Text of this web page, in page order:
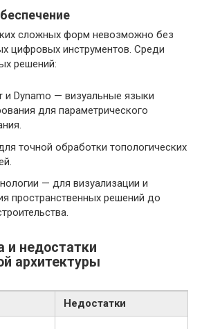
сложных форм невозможно без
цифровых инструментов. Среди
решений:
и Dynamo — визуальные языки
для параметрического
точной обработки топологических
— для визуализации и
пространственных решений до
и недостатки
архитектуры
Недостатки